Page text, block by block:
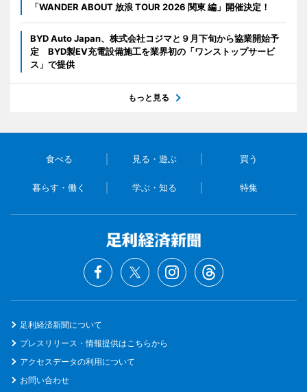
「WANDER ABOUT 放浪 TOUR 2026 関東 編」開催決定！
BYD Auto Japan、株式会社コジマと９月下旬から協業開始予
定 BYD製EV充電設備施工を業界初の「ワンストップサービ
ス」で提供
もっと見る
食べる 見る・遊ぶ 買う
暮らす・働く 学ぶ・知る 特集
足利経済新聞について
プレスリリース・情報提供はこちらから
アクセスデータの利用について
お問い合わせ